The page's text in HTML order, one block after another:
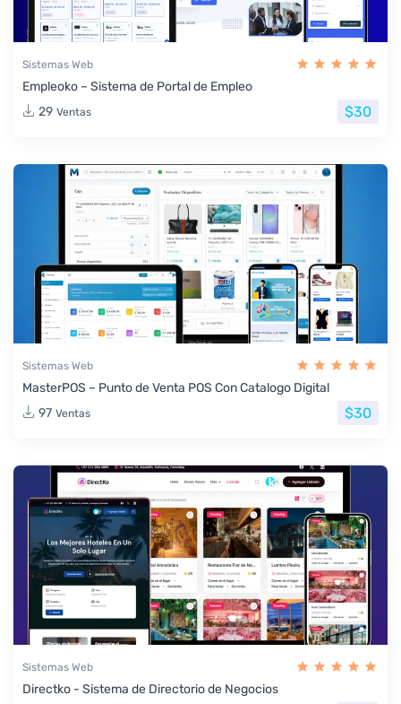
Sistemas Web
Empleoko – Sistema de Portal de Empleo
29 Ventas $30
Sistemas Web
MasterPOS – Punto de Venta POS Con Catalogo Digital
97 Ventas $30
Sistemas Web
Directko - Sistema de Directorio de Negocios